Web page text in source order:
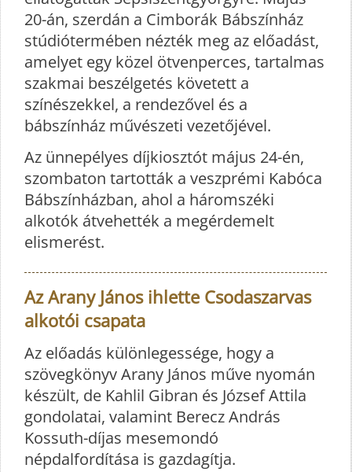
20-án, szerdán a Cimborák Bábszínház
stúdiótermében nézték meg az előadást,
amelyet egy közel ötvenperces, tartalmas
szakmai beszélgetés követett a
színészekkel, a rendezővel és a
bábszínház művészeti vezetőjével.
Az ünnepélyes díjkiosztót május 24-én,
szombaton tartották a veszprémi Kabóca
Bábszínházban, ahol a háromszéki
alkotók átvehették a megérdemelt
elismerést.
Az Arany János ihlette Csodaszarvas
alkotói csapata
Az előadás különlegessége, hogy a
szövegkönyv Arany János műve nyomán
készült, de Kahlil Gibran és József Attila
gondolatai, valamint Berecz András
Kossuth-díjas mesemondó
népdalfordítása is gazdagítja.